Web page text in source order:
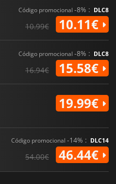
Código promocional -8% : DLC8
10.99€ 10.11€
Código promocional -8% : DLC8
16.94€ 15.58€
19.99€
Código promocional -14% : DLC14
54.00€ 46.44€